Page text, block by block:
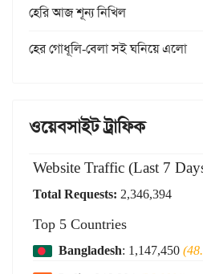
হেরি আজ শূন্য নিখিল
হের গোধূলি-বেলা সই ঘনিয়ে এলো
ওয়েবসাইট ট্রাফিক
Website Traffic (Last 7
Total Requests: 2,346,394
Top 5 Countries
Bangladesh: 1,147,450